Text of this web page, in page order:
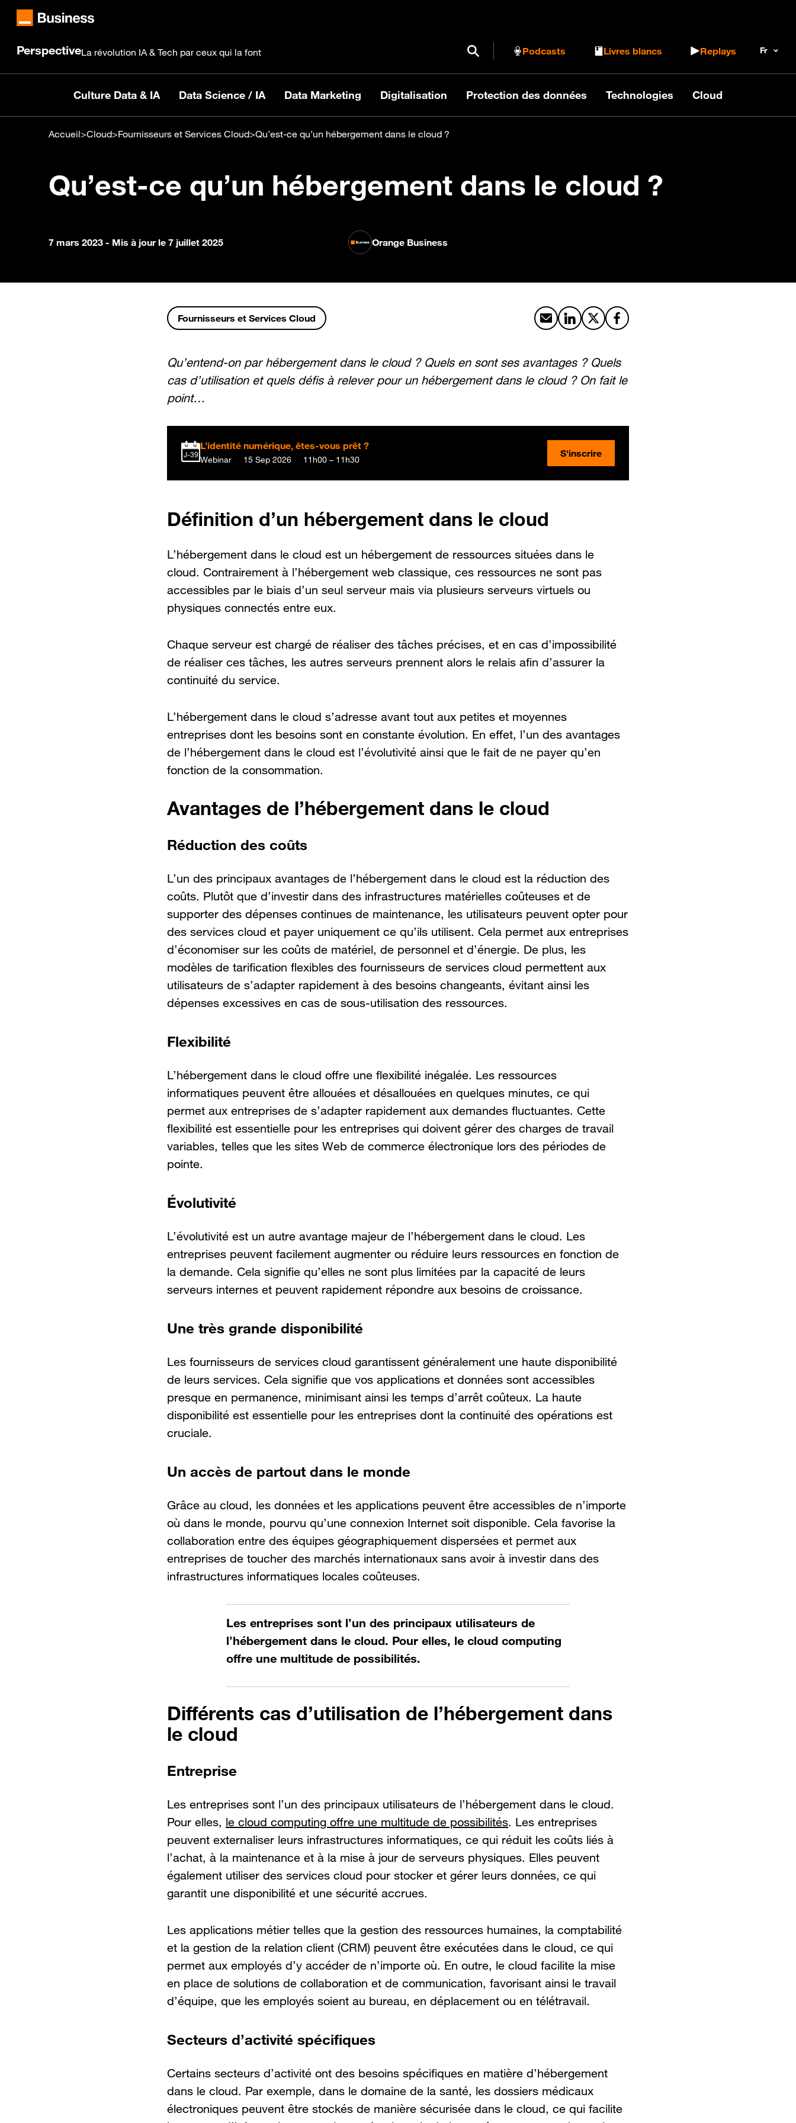
PerspectiveLa révolution IA & Tech par ceux qui la font Ouvrir / Fermer le formulaire de recherche
Podcasts Livres blancs Replays
Culture Data & IA Data Science / IA Data Marketing Digitalisation Protection des données Technologies Cloud
Accueil>Cloud>Fournisseurs et Services Cloud>Qu’est-ce qu’un hébergement dans le cloud ?
Qu’est-ce qu’un hébergement dans le cloud ?
7 mars 2023 - Mis à jour le 7 juillet 2025 Orange Business
Fournisseurs et Services Cloud Partager par email
Partager sur LinkedIn
Partager sur X
Partager sur Facebook
Qu’entend-on par hébergement dans le cloud ? Quels en sont ses avantages ? Quels
cas d’utilisation et quels défis à relever pour un hébergement dans le cloud ? On fait le
point…
J-39
L’identité numérique, êtes-vous prêt ?
Webinar 15 Sep 2026 11h00 – 11h30
S'inscrire
Définition d’un hébergement dans le cloud
L’hébergement dans le cloud est un hébergement de ressources situées dans le
cloud. Contrairement à l’hébergement web classique, ces ressources ne sont pas
accessibles par le biais d’un seul serveur mais via plusieurs serveurs virtuels ou
physiques connectés entre eux.
Chaque serveur est chargé de réaliser des tâches précises, et en cas d’impossibilité
de réaliser ces tâches, les autres serveurs prennent alors le relais afin d’assurer la
continuité du service.
L’hébergement dans le cloud s’adresse avant tout aux petites et moyennes
entreprises dont les besoins sont en constante évolution. En effet, l’un des avantages
de l’hébergement dans le cloud est l’évolutivité ainsi que le fait de ne payer qu’en
fonction de la consommation.
Avantages de l’hébergement dans le cloud
Réduction des coûts
L’un des principaux avantages de l’hébergement dans le cloud est la réduction des
coûts. Plutôt que d’investir dans des infrastructures matérielles coûteuses et de
supporter des dépenses continues de maintenance, les utilisateurs peuvent opter pour
des services cloud et payer uniquement ce qu’ils utilisent. Cela permet aux entreprises
d’économiser sur les coûts de matériel, de personnel et d’énergie. De plus, les
modèles de tarification flexibles des fournisseurs de services cloud permettent aux
utilisateurs de s’adapter rapidement à des besoins changeants, évitant ainsi les
dépenses excessives en cas de sous-utilisation des ressources.
Flexibilité
L’hébergement dans le cloud offre une flexibilité inégalée. Les ressources
informatiques peuvent être allouées et désallouées en quelques minutes, ce qui
permet aux entreprises de s’adapter rapidement aux demandes fluctuantes. Cette
flexibilité est essentielle pour les entreprises qui doivent gérer des charges de travail
variables, telles que les sites Web de commerce électronique lors des périodes de
pointe.
Évolutivité
L’évolutivité est un autre avantage majeur de l’hébergement dans le cloud. Les
entreprises peuvent facilement augmenter ou réduire leurs ressources en fonction de
la demande. Cela signifie qu’elles ne sont plus limitées par la capacité de leurs
serveurs internes et peuvent rapidement répondre aux besoins de croissance.
Une très grande disponibilité
Les fournisseurs de services cloud garantissent généralement une haute disponibilité
de leurs services. Cela signifie que vos applications et données sont accessibles
presque en permanence, minimisant ainsi les temps d’arrêt coûteux. La haute
disponibilité est essentielle pour les entreprises dont la continuité des opérations est
cruciale.
Un accès de partout dans le monde
Grâce au cloud, les données et les applications peuvent être accessibles de n’importe
où dans le monde, pourvu qu’une connexion Internet soit disponible. Cela favorise la
collaboration entre des équipes géographiquement dispersées et permet aux
entreprises de toucher des marchés internationaux sans avoir à investir dans des
infrastructures informatiques locales coûteuses.
Les entreprises sont l’un des principaux utilisateurs de
l’hébergement dans le cloud. Pour elles, le cloud computing
offre une multitude de possibilités.
Différents cas d’utilisation de l’hébergement dans
le cloud
Entreprise
Les entreprises sont l’un des principaux utilisateurs de l’hébergement dans le cloud.
Pour elles, le cloud computing offre une multitude de possibilités. Les entreprises
peuvent externaliser leurs infrastructures informatiques, ce qui réduit les coûts liés à
l’achat, à la maintenance et à la mise à jour de serveurs physiques. Elles peuvent
également utiliser des services cloud pour stocker et gérer leurs données, ce qui
garantit une disponibilité et une sécurité accrues.
Les applications métier telles que la gestion des ressources humaines, la comptabilité
et la gestion de la relation client (CRM) peuvent être exécutées dans le cloud, ce qui
permet aux employés d’y accéder de n’importe où. En outre, le cloud facilite la mise
en place de solutions de collaboration et de communication, favorisant ainsi le travail
d’équipe, que les employés soient au bureau, en déplacement ou en télétravail.
Secteurs d’activité spécifiques
Certains secteurs d’activité ont des besoins spécifiques en matière d’hébergement
dans le cloud. Par exemple, dans le domaine de la santé, les dossiers médicaux
électroniques peuvent être stockés de manière sécurisée dans le cloud, ce qui facilite